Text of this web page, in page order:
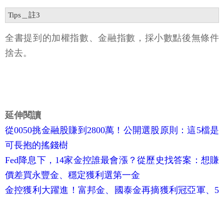
Tips＿註3
全書提到的加權指數、金融指數，採小數點後無條件
捨去。
延伸閱讀
從0050挑金融股賺到2800萬！公開選股原則：這5檔是
可長抱的搖錢樹
Fed降息下，14家金控誰最會漲？從歷史找答案：想賺
價差買永豐金、穩定獲利選第一金
金控獲利大躍進！富邦金、國泰金再摘獲利冠亞軍、5